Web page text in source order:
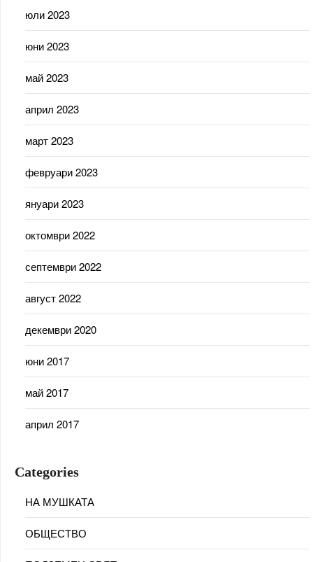
юли 2023
юни 2023
май 2023
април 2023
март 2023
февруари 2023
януари 2023
октомври 2022
септември 2022
август 2022
декември 2020
юни 2017
май 2017
април 2017
Categories
НА МУШКАТА
ОБЩЕСТВО